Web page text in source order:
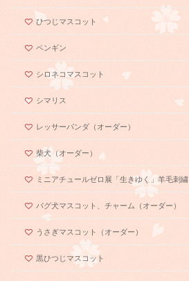
ひつじマスコット
ペンギン
シロネコマスコット
シマリス
レッサーパンダ（オーダー）
柴犬（オーダー）
ミニアチュールゼロ展「生きゆく」羊毛刺繍
パグ犬マスコット、チャーム（オーダー）
うさぎマスコット（オーダー）
黒ひつじマスコット